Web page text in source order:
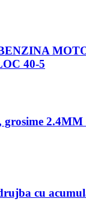
40-5
grosime
cu